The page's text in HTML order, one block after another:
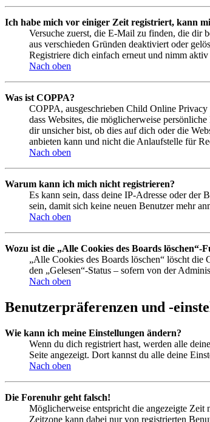
Ich habe mich vor einiger Zeit registriert, kann
Versuche zuerst, die E-Mail zu finden, die dir
aus verschieden Gründen deaktiviert oder
Registriere dich einfach erneut und nimm
Nach oben
Was ist COPPA?
COPPA, ausgeschrieben Child Online
dass Websites, die möglicherweise
dir unsicher bist, ob dies auf dich oder die
anbieten kann und nicht die Anlaufstelle für
Nach oben
Warum kann ich mich nicht registrieren?
Es kann sein, dass deine IP-Adresse oder der
sein, damit sich keine neuen Benutzer mehr
Nach oben
Wozu ist die „Alle Cookies des Boards löschen“-
„Alle Cookies des Boards löschen“ löscht
den „Gelesen“-Status – sofern von der
Nach oben
Benutzerpräferenzen und -
Wie kann ich meine Einstellungen ändern?
Wenn du dich registriert hast, werden alle
Seite angezeigt. Dort kannst du alle deine
Nach oben
Die Forenuhr geht falsch!
Möglicherweise entspricht die angezeigte Zeit
Zeitzone kann dabei nur von registrierten